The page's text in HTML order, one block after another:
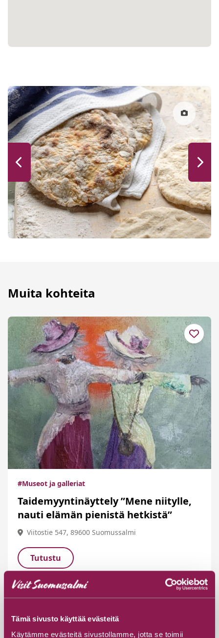
Tämä sivusto käyttää evästeitä
Käytämme evästeitä sivustollamme, jotta se toimii
Muita kohteita
#Museot ja galleriat
Taidemyyntinäyttely ”Mene niitylle,
nauti elämän pienistä hetkistä”
Viitostie 547, 89600 Suomussalmi
Tutustu